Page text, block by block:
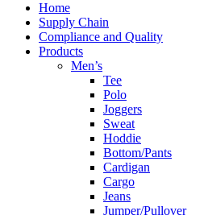
Home
Supply Chain
Compliance and Quality
Products
Men’s
Tee
Polo
Joggers
Sweat
Hoddie
Bottom/Pants
Cardigan
Cargo
Jeans
Jumper/Pullover